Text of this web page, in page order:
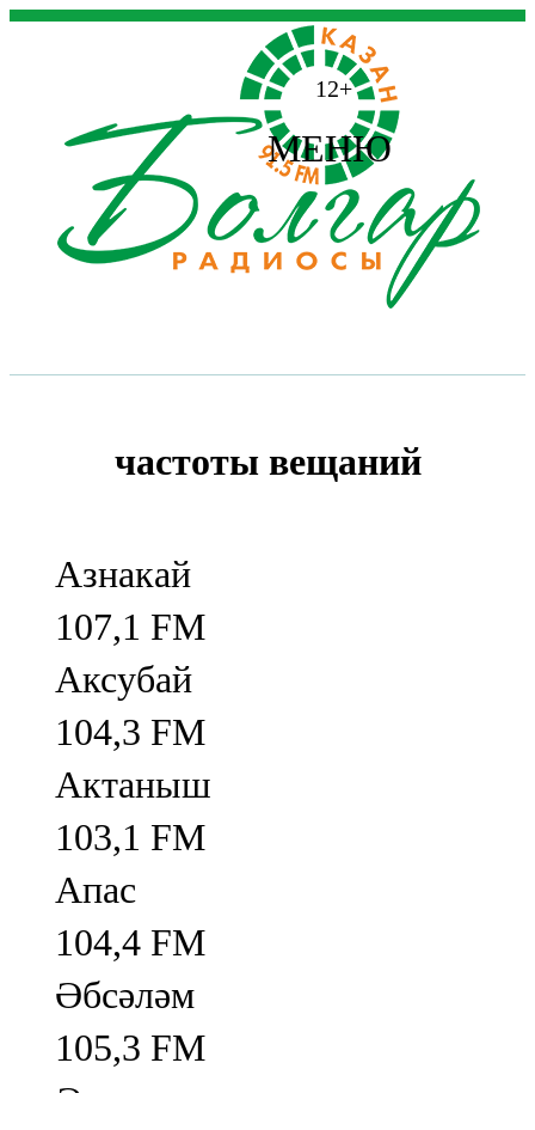
12+
МЕНЮ
частоты вещаний
Азнакай
107,1 FM
Аксубай
104,3 FM
Актаныш
103,1 FM
Апас
104,4 FM
Әбсәләм
105,3 FM
Әлмәт